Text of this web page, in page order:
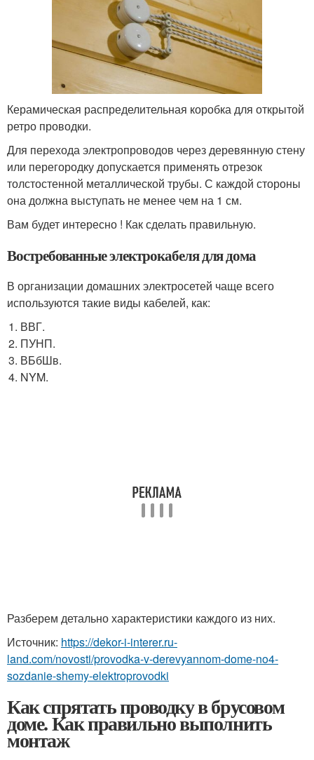
Керамическая распределительная коробка для открытой
ретро проводки.
Для перехода электропроводов через деревянную стену
или перегородку допускается применять отрезок
толстостенной металлической трубы. С каждой стороны
она должна выступать не менее чем на 1 см.
Вам будет интересно ! Как сделать правильную.
Востребованные электрокабеля для дома
В организации домашних электросетей чаще всего
используются такие виды кабелей, как:
ВВГ.
ПУНП.
ВБбШв.
NYM.
Разберем детально характеристики каждого из них.
Источник: https://dekor-i-interer.ru-
land.com/novosti/provodka-v-derevyannom-dome-no4-
sozdanie-shemy-elektroprovodki
Как спрятать проводку в брусовом
доме. Как правильно выполнить
монтаж